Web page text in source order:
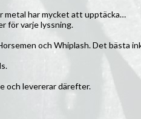
metal har mycket att upptäcka…
för varje lyssning.
och Whiplash. Det bästa
och levererar därefter.